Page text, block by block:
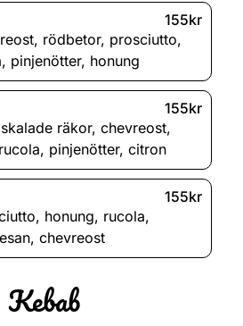
155kr
, rödbetor, prosciutto,
, pinjenötter, honung
155kr
räkor, chevreost,
rucola, pinjenötter, citron
155kr
, honung, rucola,
, chevreost
Kebab